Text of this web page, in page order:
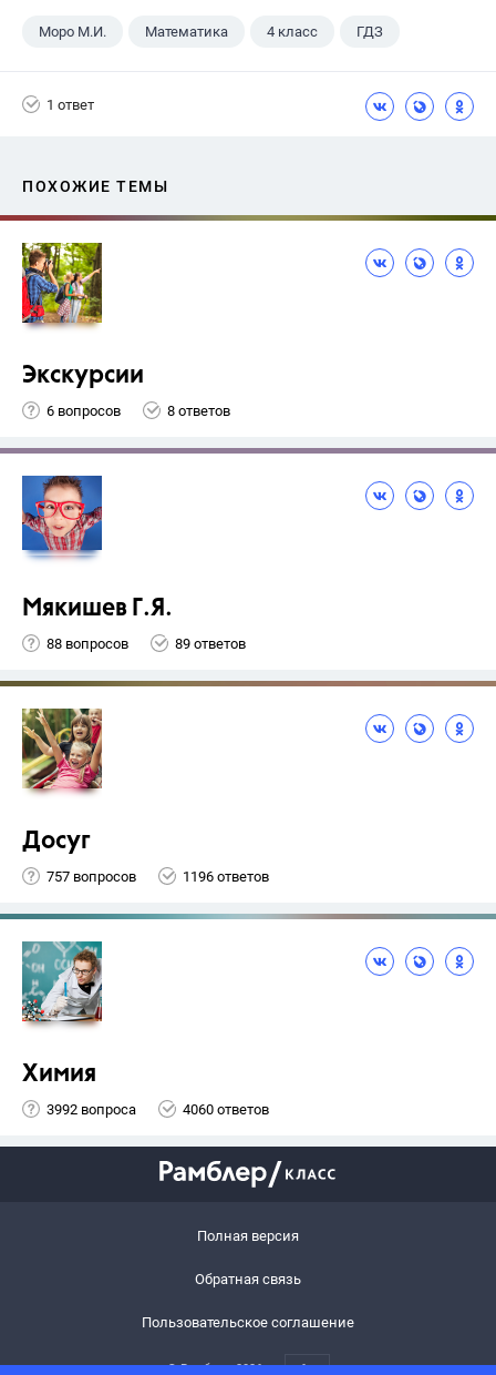
Моро М.И. Математика 4 класс ГДЗ
1 ответ
ПОХОЖИЕ ТЕМЫ
Экскурсии
6 вопросов 8 ответов
Мякишев Г.Я.
88 вопросов 89 ответов
Досуг
757 вопросов 1196 ответов
Химия
3992 вопроса 4060 ответов
Полная версия
Обратная связь
Пользовательское соглашение
© Рамблер,2026 6+